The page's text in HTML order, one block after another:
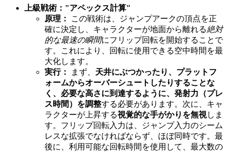
上級戦術："アペックス計算"
原理：
この戦術は、ジャンプアークの頂点を正
確に決定し、キャラクターが地面から離れる絶対
的な最速の瞬間にフリップ回転を開始することで
す。これにより、回転に使用できる空中時間を最
大化します。
実行：
まず、 天井にぶつかったり、プラットフ
ォームからオーバーシュートしたりすることな
く、必要な高さに到達するように、発射力（プレ
ス時間）を調整する必要があります。次に、キャ
ラクターが上昇する視覚的な手がかりを無視しま
す。フリップ回転入力は、ジャンプ入力のシーム
レスな拡張でなければならず、ほぼ同時です。最
後に、利用可能な回転時間を使用して、最大数の